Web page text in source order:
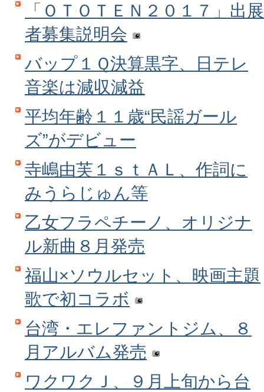
「ＯＴＯＴＥＮ２０１７」出展
者募集説明会
バップ１Ｑ決算黒字、日テレ
音楽は減収減益
平均年齢１１歳“民謡ガール
ズ”がデビュー
寺嶋由芙１ｓｔＡＬ、作詞に
みうらじゅん等
乙女フラペチーノ、オリジナ
ル新曲８月発売
福山×ソウルセット、映画主題
歌で初コラボ
台湾・エレファントジム、８
月アルバム発売
ワクワクＪ、９月上旬から台